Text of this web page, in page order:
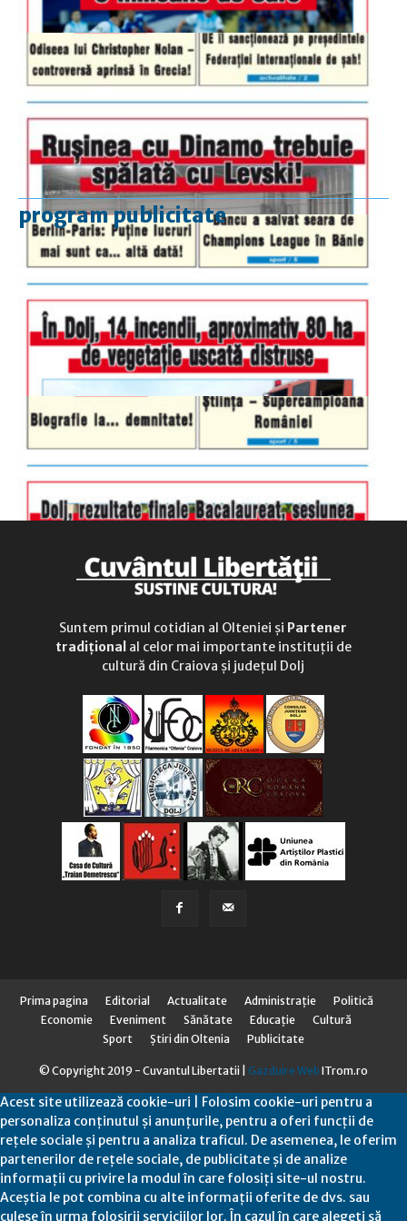
program publicitate
luni-vineri
9.00 - 17.00
duminică
9.00 - 12.00
Suntem primul cotidian al Olteniei și Partener
tradițional al celor mai importante instituții de
cultură din Craiova și județul Dolj
Prima pagina Editorial Actualitate Administraţie
Politică
Economie
Eveniment Sănătate Educaţie
Cultură
Sport
Știri din Oltenia Publicitate
© Copyright 2019 - Cuvantul Libertatii | Gazduire Web ITrom.ro
Acest site utilizează cookie-uri | Folosim cookie-uri pentru a
personaliza conținutul și anunțurile, pentru a oferi funcții de
rețele sociale și pentru a analiza traficul. De asemenea, le oferim
partenerilor de rețele sociale, de publicitate și de analize
informații cu privire la modul în care folosiți site-ul nostru.
Aceștia le pot combina cu alte informații oferite de dvs. sau
culese în urma folosirii serviciilor lor. În cazul în care alegeți să